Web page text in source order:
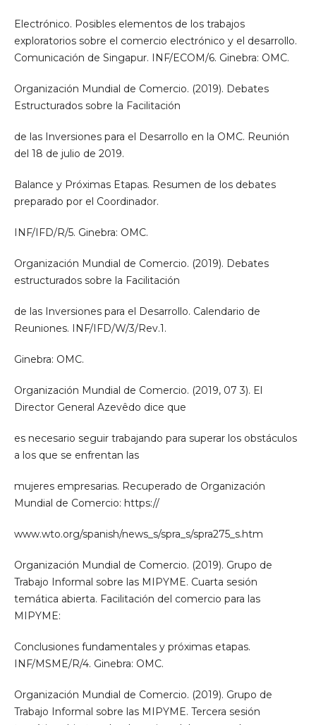
Electrónico. Posibles elementos de los trabajos
exploratorios sobre el comercio electrónico y el desarrollo.
Comunicación de Singapur. INF/ECOM/6. Ginebra: OMC.
Organización Mundial de Comercio. (2019). Debates
Estructurados sobre la Facilitación
de las Inversiones para el Desarrollo en la OMC. Reunión
del 18 de julio de 2019.
Balance y Próximas Etapas. Resumen de los debates
preparado por el Coordinador.
INF/IFD/R/5. Ginebra: OMC.
Organización Mundial de Comercio. (2019). Debates
estructurados sobre la Facilitación
de las Inversiones para el Desarrollo. Calendario de
Reuniones. INF/IFD/W/3/Rev.1.
Ginebra: OMC.
Organización Mundial de Comercio. (2019, 07 3). El
Director General Azevêdo dice que
es necesario seguir trabajando para superar los obstáculos
a los que se enfrentan las
mujeres empresarias. Recuperado de Organización
Mundial de Comercio: https://
www.wto.org/spanish/news_s/spra_s/spra275_s.htm
Organización Mundial de Comercio. (2019). Grupo de
Trabajo Informal sobre las MIPYME. Cuarta sesión
temática abierta. Facilitación del comercio para las
MIPYME:
Conclusiones fundamentales y próximas etapas.
INF/MSME/R/4. Ginebra: OMC.
Organización Mundial de Comercio. (2019). Grupo de
Trabajo Informal sobre las MIPYME. Tercera sesión